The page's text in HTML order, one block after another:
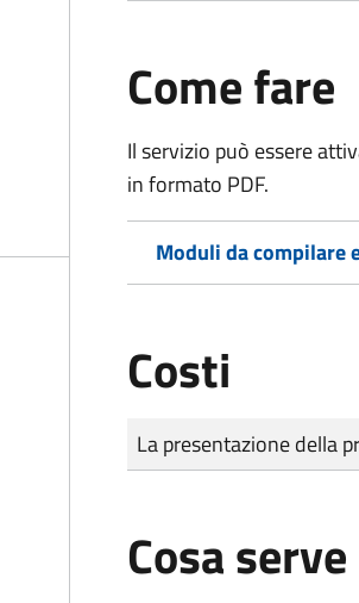
Come fare
Il servizio può essere
in formato PDF.
Moduli da compilare
Costi
Tipo di pagamento
Importo
La presentazione della
Cosa serve